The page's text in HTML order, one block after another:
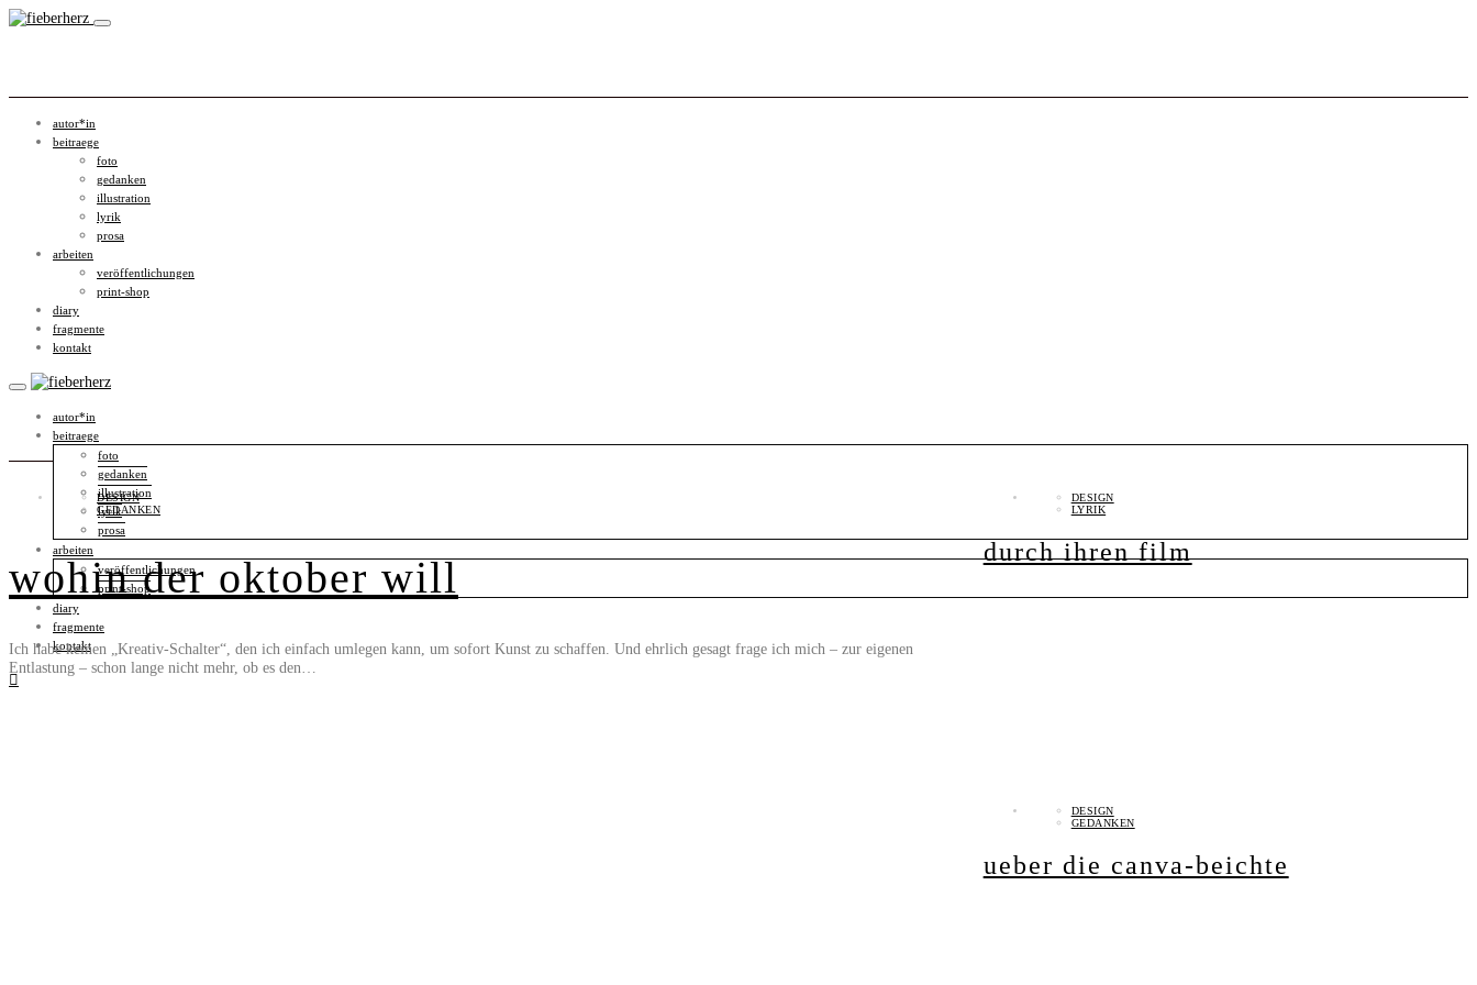
autor*in
beitraege
foto
gedanken
illustration
lyrik
prosa
arbeiten
veröffentlichungen
print-shop
diary
fragmente
kontakt
autor*in
beitraege
foto
gedanken
illustration
lyrik
prosa
arbeiten
veröffentlichungen
print-shop
diary
fragmente
kontakt
DESIGN
GEDANKEN
wohin der oktober will
Ich habe keinen „Kreativ-Schalter“, den ich einfach umlegen kann, um sofort Kunst zu schaffen. Und ehrlich gesagt frage ich mich – zur eigenen
Entlastung – schon lange nicht mehr, ob es den…
DESIGN
LYRIK
durch ihren film
DESIGN
GEDANKEN
ueber die canva-beichte